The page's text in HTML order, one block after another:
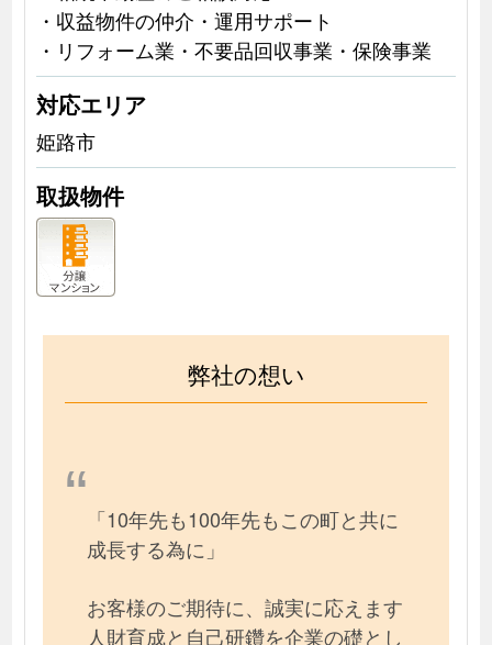
・収益物件の仲介・運用サポート
・リフォーム業・不要品回収事業・保険事業
対応エリア
姫路市
取扱物件
弊社の想い
「10年先も100年先もこの町と共に
成長する為に」
お客様のご期待に、誠実に応えます
人財育成と自己研鑽を企業の礎とし